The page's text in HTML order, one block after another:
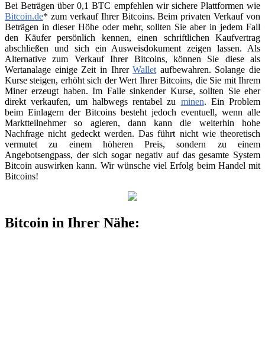
Bei Beträgen über 0,1 BTC empfehlen wir sichere Plattformen wie
Bitcoin.de* zum verkauf Ihrer Bitcoins. Beim privaten Verkauf von
Beträgen in dieser Höhe oder mehr, sollten Sie aber in jedem Fall
den Käufer persönlich kennen, einen schriftlichen Kaufvertrag
abschließen und sich ein Ausweisdokument zeigen lassen. Als
Alternative zum Verkauf Ihrer Bitcoins, können Sie diese als
Wertanalage einige Zeit in IhrerWallet aufbewahren. Solange die
Kurse steigen, erhöht sich der Wert Ihrer Bitcoins, die Sie mit Ihrem
Miner erzeugt haben. Im Falle sinkender Kurse, sollten Sie eher
direkt verkaufen, um halbwegs rentabel zu minen. Ein Problem
beim Einlagern der Bitcoins besteht jedoch eventuell, wenn alle
Marktteilnehmer so agieren, dann kann die weiterhin hohe
Nachfrage nicht gedeckt werden. Das führt nicht wie theoretisch
vermutet zu einem höheren Preis, sondern zu einem
Angebotsengpass, der sich sogar negativ auf das gesamte System
Bitcoin auswirken kann. Wir wünsche viel Erfolg beim Handel mit
Bitcoins!
Bitcoin in Ihrer Nähe: